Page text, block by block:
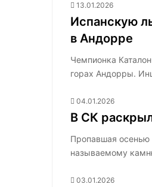
13.01.2026
Испанскую
в Андорре
Чемпионка
горах Андорры.
04.01.2026
В СК
Пропавшая осенью
называемому
03.01.2026